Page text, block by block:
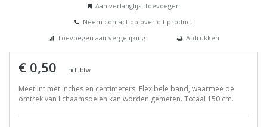
Aan verlanglijst toevoegen
Neem contact op over dit product
Toevoegen aan vergelijking
Afdrukken
€ 0,50 Incl. btw
Meetlint met inches en centimeters. Flexibele band, waarmee de
omtrek van lichaamsdelen kan worden gemeten. Totaal 150 cm.